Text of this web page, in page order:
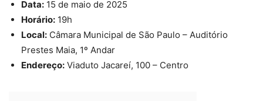
Data: 15 de maio de 2025
Horário: 19h
Local: Câmara Municipal de São Paulo – Auditório
Prestes Maia, 1º Andar
Endereço: Viaduto Jacareí, 100 – Centro